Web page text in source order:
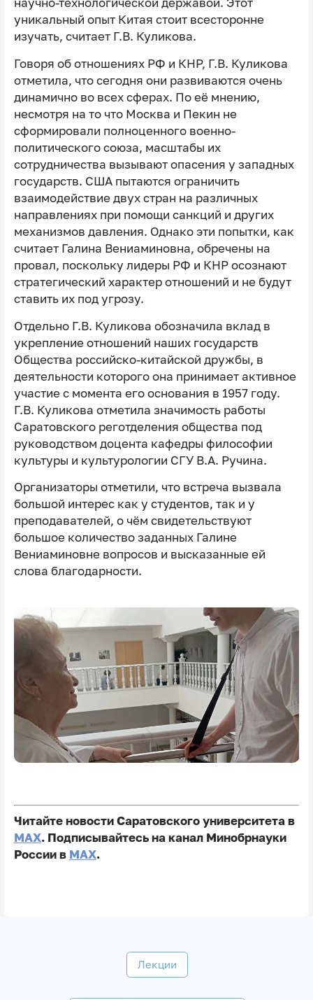
уникальный опыт Китая стоит всесторонне
изучать, считает Г.В. Куликова.
Говоря об отношениях РФ и КНР, Г.В. Куликова
отметила, что сегодня они развиваются очень
динамично во всех сферах. По её мнению,
несмотря на то что Москва и Пекин не
сформировали полноценного военно-
политического союза, масштабы их
сотрудничества вызывают опасения у западных
государств. США пытаются ограничить
взаимодействие двух стран на различных
направлениях при помощи санкций и других
механизмов давления. Однако эти попытки, как
считает Галина Вениаминовна, обречены на
провал, поскольку лидеры РФ и КНР осознают
стратегический характер отношений и не будут
ставить их под угрозу.
Отдельно Г.В. Куликова обозначила вклад в
укрепление отношений наших государств
Общества российско-китайской дружбы, в
деятельности которого она принимает активное
участие с момента его основания в 1957 году.
Г.В. Куликова отметила значимость работы
Саратовского реготделения общества под
руководством доцента кафедры философии
культуры и культурологии СГУ В.А. Ручина.
Организаторы отметили, что встреча вызвала
большой интерес как у студентов, так и у
преподавателей, о чём свидетельствуют
большое количество заданных Галине
Вениаминовне вопросов и высказанные ей
слова благодарности.
Читайте новости Саратовского университета в
MAX. Подписывайтесь на канал Минобрнауки
России в MAX.
Лекции